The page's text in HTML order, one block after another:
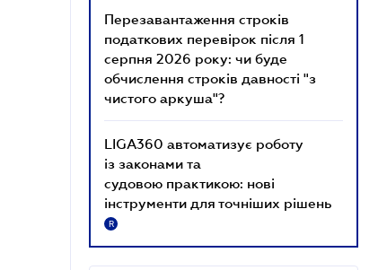
Перезавантаження строків
податкових перевірок після 1
серпня 2026 року: чи буде
обчислення строків давності "з
чистого аркуша"?
LIGA360 автоматизує роботу
із законами та
судовою практикою: нові
інструменти для точніших рішень
R